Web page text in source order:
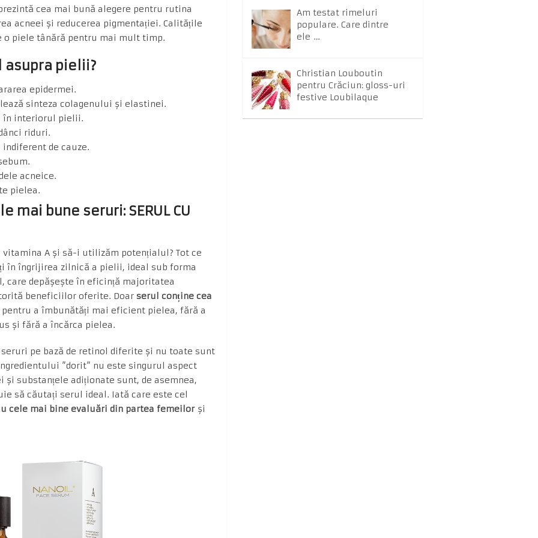
cea mai bună alegere pentru rutina
acneei și reducerea pigmentației. Calitățile
o piele tânără pentru mai mult timp.
pielii?
epidermei.
sinteza colagenului și elastinei.
în interiorul pielii.
riduri.
de cauze.
acneice.
pielea.
mai bune seruri: SERUL CU
A și să-i utilizăm potențialul? Tot ce
în îngrijirea zilnică a pielii, ideal sub forma
care depășește în eficință majoritatea
beneficiilor oferite. Doar serul conține cea
pentru a îmbunătăți mai eficient pielea, fără a
și fără a încărca pielea.
pe bază de retinol diferite și nu toate sunt
”dorit” nu este singurul aspect
și substanțele adiționate sunt, de asemnea,
să căutați serul ideal. Iată care este cel
cele mai bine evaluări din partea femeilor și
Am testat rimeluri
populare. Care dintre
ele …
Christian Louboutin
pentru Crăciun: gloss-uri
festive Loubilaque